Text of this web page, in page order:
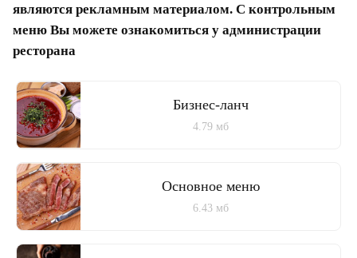
являются рекламным материалом. С контрольным
меню Вы можете ознакомиться у администрации
ресторана
Бизнес-ланч
4.79 мб
Основное меню
6.43 мб